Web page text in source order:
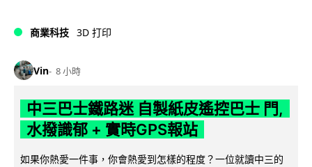
商業科技 3D 打印
Vin 8 小時
中三巴士鐵路迷 自製紙皮遙控巴士 門,
水撥識郁 + 實時GPS報站
如果你熱愛一件事，你會熱愛到怎樣的程度？一位就讀中三的